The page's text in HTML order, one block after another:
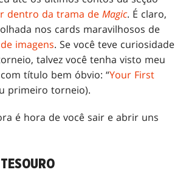
dentro da trama deMagic. É claro,
nos cards maravilhosos de
imagens. Se você teve curiosidade
talvez você tenha visto meu
título bem óbvio: “Your First
primeiro torneio).
é hora de você sair e abrir uns